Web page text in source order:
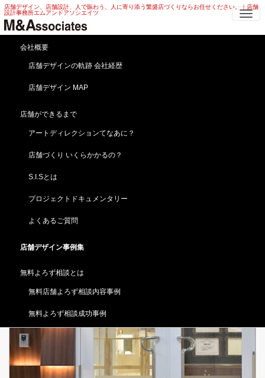
店舗デザイン、店舗設計、人で賑わう、人に寄り添う繁盛店づくりならお任せください。｜店舗
設計事務所エムアンドアソシエイツ
会社概要
店舗デザインの軌跡 会社経歴
店舗デザイン MAP
店舗ができるまで
アートディレクションてなあに？
店舗づくり いくらかかるの？
S.I.Sとは
プロジェクトドキュメンタリー
よくあるご質問
店舗デザイン事例集
無料よろず相談とは
無料店舗よろず相談内容事例
無料よろず相談成功事例
病院 保育園デザイン
医院、診療所、病院、保育園デザインの実例
エムアンドアソシエイツスピリッツ -繁盛する店舗は明確な個性
HOME 病院 保育園デザイン
可愛いイラスト壁面の、幼稚園・託児所のトイレを
ぜひ見て下さいね！！保育園トイレ デザイン！！！